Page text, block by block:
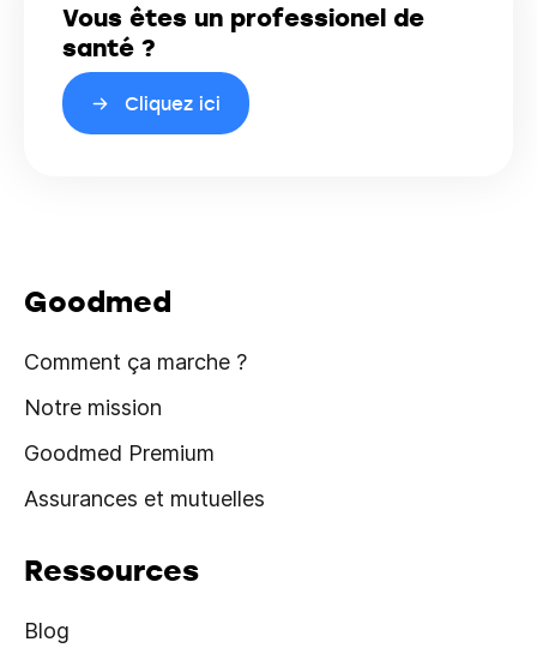
Vous êtes un professionel de
santé ?
Cliquez ici
Goodmed
Comment ça marche ?
Notre mission
Goodmed Premium
Assurances et mutuelles
Ressources
Blog